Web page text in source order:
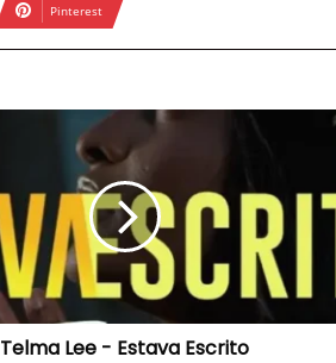
Pinterest
Telma Lee - Estava Escrito